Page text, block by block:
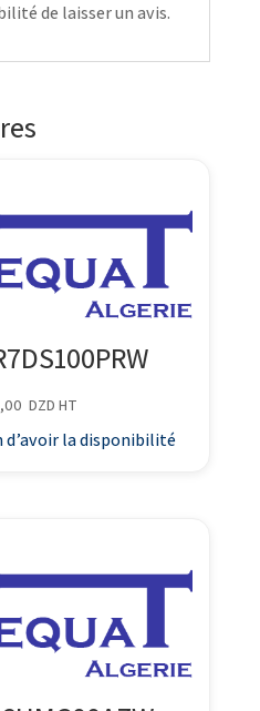
de laisser un avis.
DZD HT
d’avoir la disponibilité